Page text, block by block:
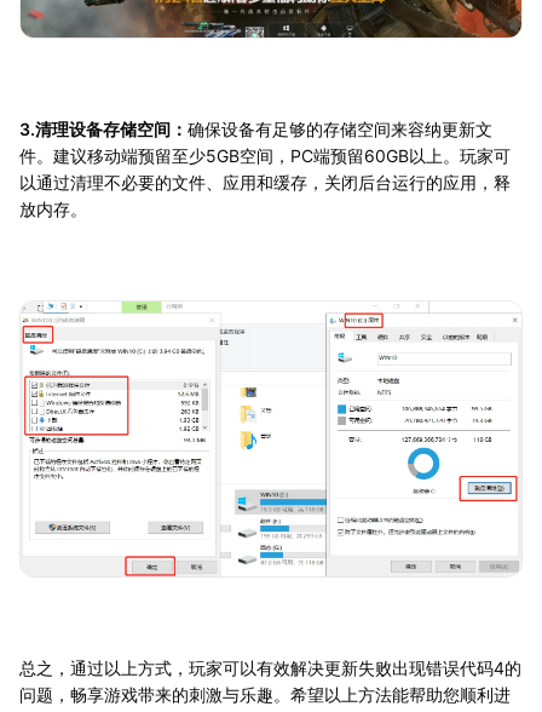
3.清理设备存储空间： 确保设备有足够的存储空间来容纳更新文
件。建议移动端预留至少5GB空间，PC端预留60GB以上。玩家可
以通过清理不必要的文件、应用和缓存，关闭后台运行的应用，释
放内存。
总之，通过以上方式，玩家可以有效解决更新失败出现错误代码4的
问题，畅享游戏带来的刺激与乐趣。希望以上方法能帮助您顺利进